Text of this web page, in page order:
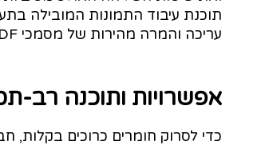
עריכה והמרה מהירות של מסמכי PDF.
אפשרויות ותוכנה רב-